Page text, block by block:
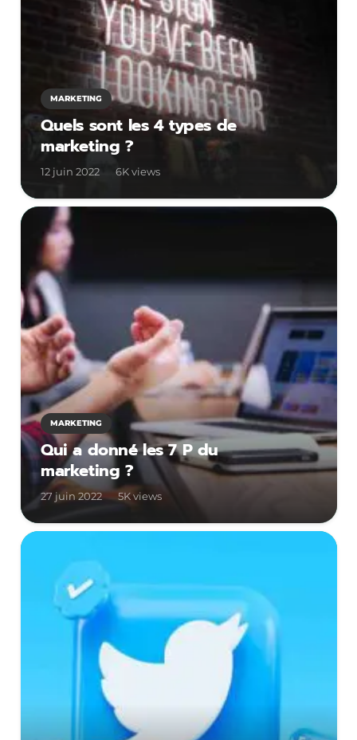
MARKETING
Quels sont les 4 types de
marketing ?
12 juin 2022 6Kviews
MARKETING
Qui a donné les 7 P du
marketing ?
27 juin 2022 5Kviews